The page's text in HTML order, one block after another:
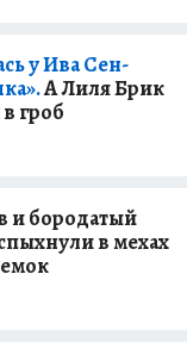
у Ива Сен-
А Лиля Брик
гроб
и бородатый
в мехах